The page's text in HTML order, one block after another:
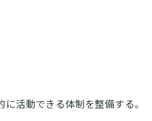
活動できる体制を整備する。